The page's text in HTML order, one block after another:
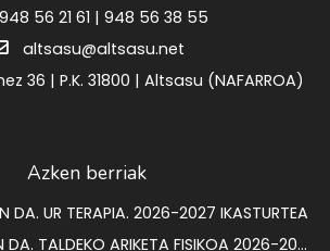
948 56 21 61 | 948 56 38 55
altsasu@altsasu.net
36 | P.K. 31800 | Altsasu (NAFARROA)
Azken berriak
DA. UR TERAPIA. 2026-2027 IKASTURTEA
ALTSASU MUGITZEN DA. TALDEKO ARIKETA FISIKOA 2026-2027 IKASTURTEA